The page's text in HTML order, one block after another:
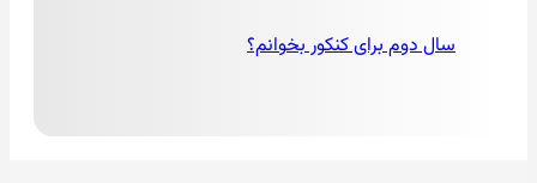
سال دوم برای کنکور بخوانم؟